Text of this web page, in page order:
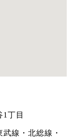
丁目
線・北総線・